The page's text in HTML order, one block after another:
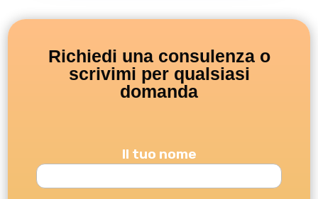
Richiedi una consulenza o
scrivimi per qualsiasi
domanda
Il tuo nome